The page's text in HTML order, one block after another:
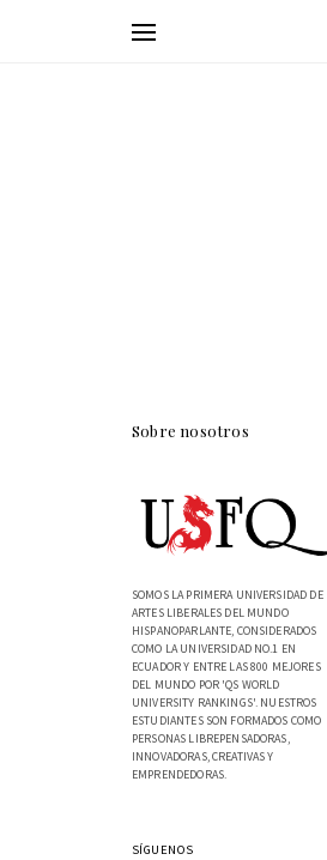
Sobre nosotros
SOMOS LA PRIMERA UNIVERSIDAD DE
ARTES LIBERALES DEL MUNDO
HISPANOPARLANTE, CONSIDERADOS
COMO LA UNIVERSIDAD NO.1 EN
ECUADOR Y ENTRE LAS 800 MEJORES
DEL MUNDO POR 'QS WORLD
UNIVERSITY RANKINGS'. NUESTROS
ESTUDIANTES SON FORMADOS COMO
PERSONAS LIBREPENSADORAS,
INNOVADORAS, CREATIVAS Y
EMPRENDEDORAS.
SÍGUENOS